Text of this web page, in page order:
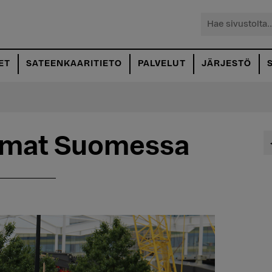
Hae
SATEENKAARITIETO PALVELUT JÄRJESTÖ
Suomessa